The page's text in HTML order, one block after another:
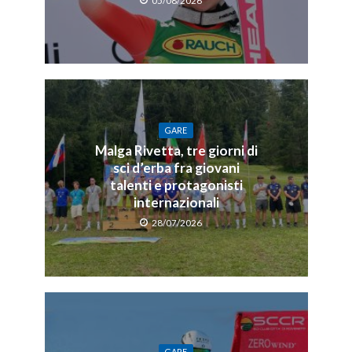
GARE
Malga Rivetta, tre giorni di
sci d’erba fra giovani
talenti e protagonisti
internazionali
28/07/2026